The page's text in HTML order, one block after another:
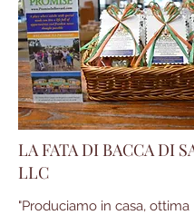
LA FATA DI BACCA DI
LLC
"Produciamo in casa, ottima